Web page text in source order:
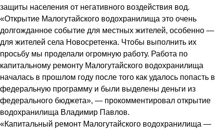
защиты населения от негативного воздействия вод.
«Открытие Малогутайского водохранилища это очень
долгожданное событие для местных жителей, особенно —
для жителей села Новосретенка. Чтобы выполнить их
просьбу мы проделали огромную работу. Работа по
капитальному ремонту Малогутайского водохранилища
началась в прошлом году после того как удалось попасть в
федеральную программу и были выделены деньги из
федерального бюджета», — прокомментировал открытие
водохранилища Владимир Павлов.
«Капитальный ремонт Малогутайского водохранилища —